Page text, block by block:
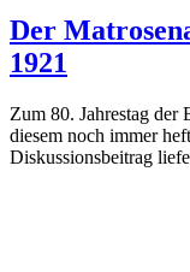
Der
1921
Zum 80. Jahrestag
diesem noch immer
Diskussionsbeitrag